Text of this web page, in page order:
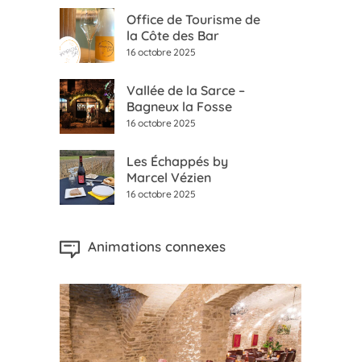
Office de Tourisme de
la Côte des Bar
16 octobre 2025
Vallée de la Sarce –
Bagneux la Fosse
16 octobre 2025
Les Échappés by
Marcel Vézien
16 octobre 2025
Animations connexes